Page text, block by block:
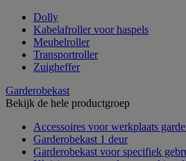
Dolly
Kabelafroller voor haspels
Meubelroller
Transportroller
Zuigheffer
Garderobekast
Bekijk de hele productgroep
Accessoires voor werkplaats
Garderobekast 1 deur
Garderobekast voor specifiek